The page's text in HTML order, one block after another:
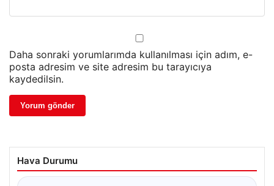
Daha sonraki yorumlarımda kullanılması için adım, e-
posta adresim ve site adresim bu tarayıcıya
kaydedilsin.
Hava Durumu